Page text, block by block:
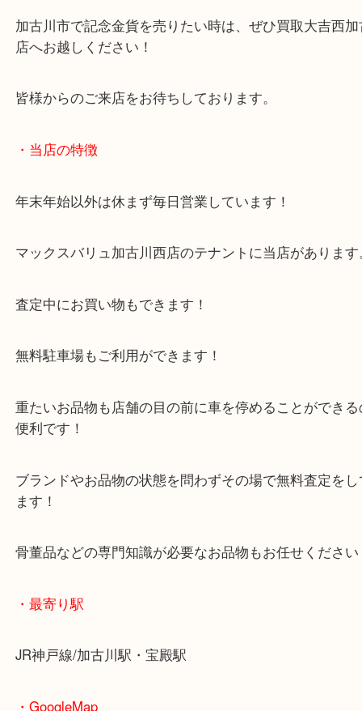
いなのかな？ということでお越しいただきました！
現在は金相場が高いということもあり、喜んでいた
ち込みください！
加古川市で記念金貨を売りたい時は、ぜひ買取大吉
皆様からのご来店をお待ちしております。
・当店の特徴
年末年始以外は休まず毎日営業しています！
マックスバリュ加古川西店のテナントに当店があり
査定中にお買い物もできます！